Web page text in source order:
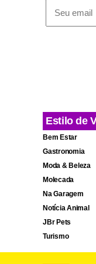
Serrinha e
O
nomes que
Quintal,
Estilo de
Bem Estar
Gastronomia
Moda & Beleza
Molecada
Na Garagem
Notícia Animal
JBr Pets
Turismo